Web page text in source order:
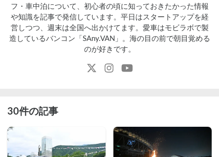
フ・車中泊について、初心者の頃に知っておきたかった情報
や知識を記事で発信しています。平日はスタートアップを経
営しつつ、週末は全国へ出かけてます。愛車はモビラボで製
造しているバンコン「SAny.VAN」。海の目の前で朝目覚める
のが好きです。
30件の記事